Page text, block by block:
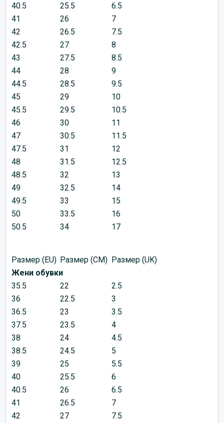
40.5
25.5
6.5
41
26
7
42
26.5
7.5
42.5
27
8
43
27.5
8.5
44
28
9
44.5
28.5
9.5
45
29
10
45.5
29.5
10.5
46
30
11
47
30.5
11.5
47.5
31
12
48
31.5
12.5
48.5
32
13
49
32.5
14
49.5
33
15
50
33.5
16
50.5
34 17
Размер (EU) Размер (CM) Размер (UK)
Жени обувки
35.5
22
2.5
36
22.5
3
36.5
23
3.5
37.5
23.5
4
38
24
4.5
38.5
24.5
5
39
25
5.5
40
25.5
6
40.5
26
6.5
41
26.5
7
42
27
7.5